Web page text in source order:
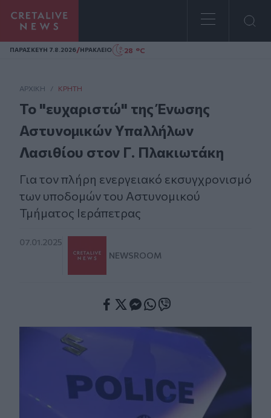
Homepage
ΠΑΡΑΣΚΕΥΗ 7.8.2026/ΗΡΑΚΛΕΙΟ 28 °C
ΑΡΧΙΚΗ / ΚΡΉΤΗ
Το "ευχαριστώ" της Ένωσης
Αστυνομικών Υπαλλήλων
Λασιθίου στον Γ. Πλακιωτάκη
Για τον πλήρη ενεργειακό εκσυγχρονισμό
των υποδομών του Αστυνομικού
Τμήματος Ιεράπετρας
07.01.2025
NEWSROOM